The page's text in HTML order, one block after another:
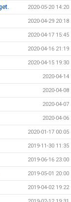
2020-05-20 14:20
2020-04-29 20:18
2020-04-17 15:45
2020-04-16 21:19
2020-04-15 19:30
2020-04-14
2020-04-08
2020-04-07
2020-04-06
2020-01-17 00:05
2019-11-30 11:35
2019-06-16 23:00
2019-05-01 20:00
2019-04-02 19:22